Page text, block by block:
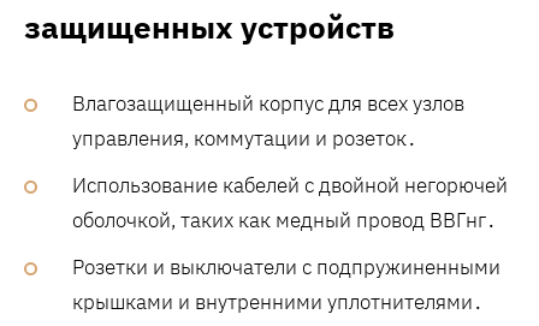
защищенных устройств
Влагозащищенный корпус для всех узлов
управления, коммутации и розеток․
Использование кабелей с двойной негорючей
оболочкой, таких как медный провод ВВГнг․
Розетки и выключатели с подпружиненными
крышками и внутренними уплотнителями․